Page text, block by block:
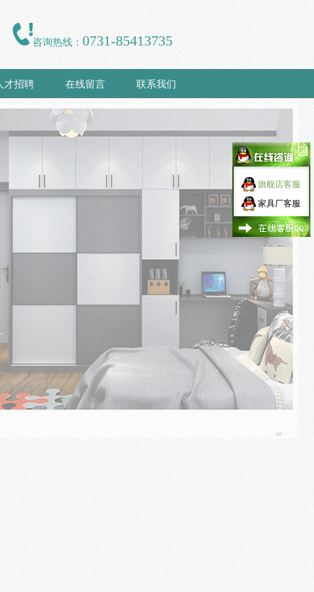
才招聘 在线留言 联系我们
咨询热线： 0731-85413735
旗舰店客服
家具厂客服